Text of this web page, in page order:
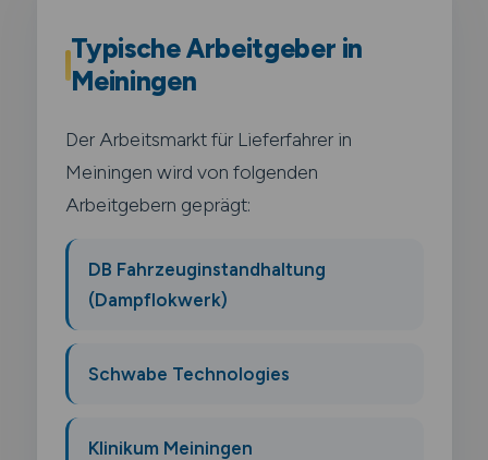
Typische Arbeitgeber in
Meiningen
Der Arbeitsmarkt für Lieferfahrer in
Meiningen wird von folgenden
Arbeitgebern geprägt:
DB Fahrzeuginstandhaltung
(Dampflokwerk)
Schwabe Technologies
Klinikum Meiningen